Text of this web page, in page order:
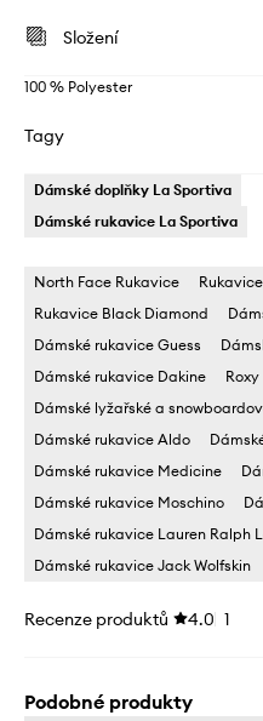
Složení
100 % Polyester
Tagy
Dámské doplňky La Sportiva
Dámské rukavice La Sportiva
North Face Rukavice
Rukavice Black Diamond
Dámské rukavice Guess
Dámské rukavice Dakine
Dámské lyžařské a
Dámské rukavice Aldo
Dámské rukavice Medicine
Dámské rukavice Moschino
Dámské rukavice Lauren Ralph
Dámské rukavice Jack Wolfskin
Recenze produktů 4.0 1
Podobné produkty